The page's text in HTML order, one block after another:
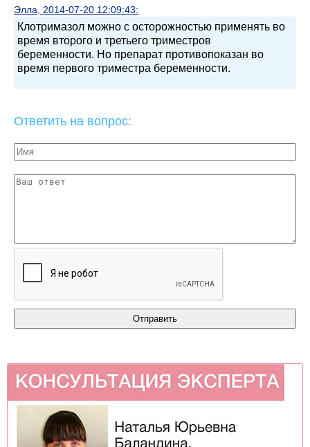
Элла, 2014-07-20 12:09:43:
Клотримазол можно с осторожностью применять во
время второго и третьего триместров
беременности. Но препарат противопоказан во
время первого триместра беременности.
Ответить на вопрос: